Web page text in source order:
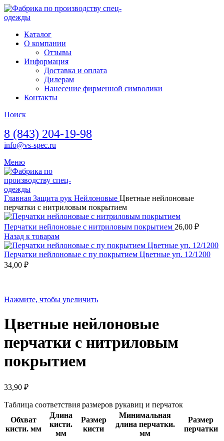
Каталог
О компании
Отзывы
Информация
Доставка и оплата
Дилерам
Нанесение фирменной символики
Контакты
Поиск
8 (843) 204-19-98
info@vs-spec.ru
Меню
Главная Защита рук Нейлоновые Цветные нейлоновые
перчатки с нитриловым покрытием
Перчатки нейлоновые с нитриловым покрытием 26,00 ₽
Назад к товарам
Перчатки нейлоновые с пу покрытием Цветные уп. 12/1200
34,00 ₽
Нажмите, чтобы увеличить
Цветные нейлоновые
перчатки с нитриловым
покрытием
33,90 ₽
Таблица соответствия размеров рукавиц и перчаток
Обхват
кисти. мм
Длина
кисти.
мм
Размер
кисти
Минимальная
длина перчатки.
мм
Размер
перчатки